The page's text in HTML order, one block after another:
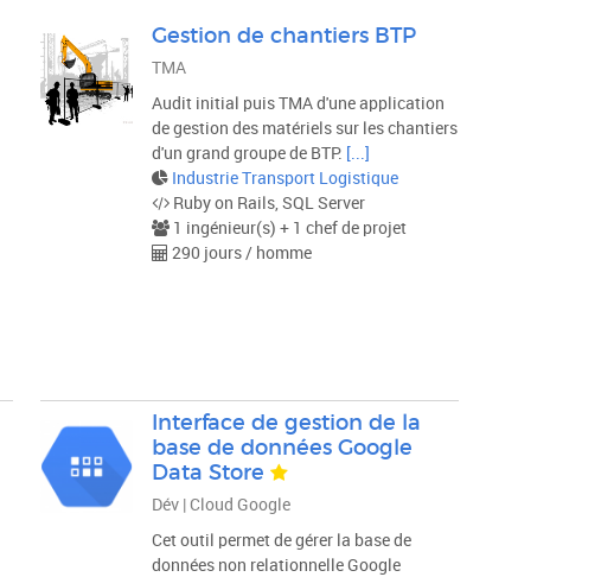
Gestion de chantiers BTP
TMA
Audit initial puis TMA d'une application
de gestion des matériels sur les chantiers
d'un grand groupe de BTP. [...]
Industrie Transport Logistique
Ruby on Rails, SQL Server
1 ingénieur(s) + 1 chef de projet
290 jours / homme
Interface de gestion de la
base de données Google
Data Store
Dév | Cloud Google
Cet outil permet de gérer la base de
données non relationnelle Google